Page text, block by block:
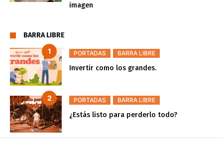
imagen
BARRA LIBRE
PORTADAS BARRA LIBRE
Invertir como los grandes.
PORTADAS BARRA LIBRE
¿Estás listo para perderlo todo?